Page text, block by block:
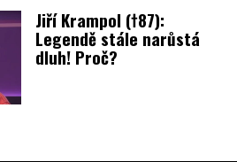
Jiří Krampol (†87):
Legendě stále narůstá
dluh! Proč?